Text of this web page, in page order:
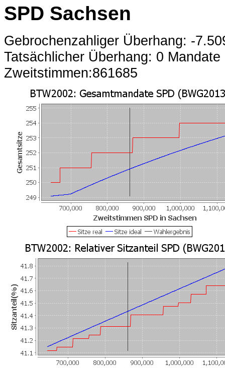
SPD Sachsen
Gebrochenzahliger Überhang: -
Tatsächlicher Überhang: 0 Mandate
Zweitstimmen:861685